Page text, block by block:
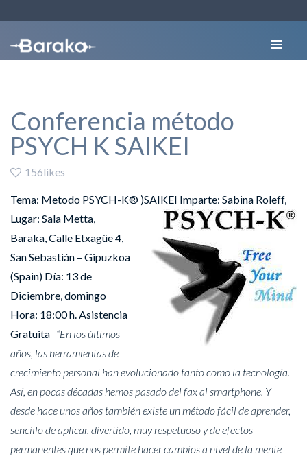
Conferencia método
PSYCH K SAIKEI
156likes
Tema: Metodo PSYCH-K® )SAIKEI Imparte: Sabina Roleff,
Lugar: Sala Metta,
Baraka, Calle Etxagüe 4,
San Sebastián – Gipuzkoa
(Spain) Día: 13 de
Diciembre, domingo
Hora: 18:00 h. Asistencia
Gratuita “En los últimos
años, las herramientas de
crecimiento personal han evolucionado tanto como la tecnología.
Así, en pocas décadas hemos pasado del fax al smartphone. Y
desde hace unos años también existe un método fácil de aprender,
sencillo de aplicar, divertido, muy respetuoso y de efectos
permanentes que nos permite hacer cambios a nivel de la mente